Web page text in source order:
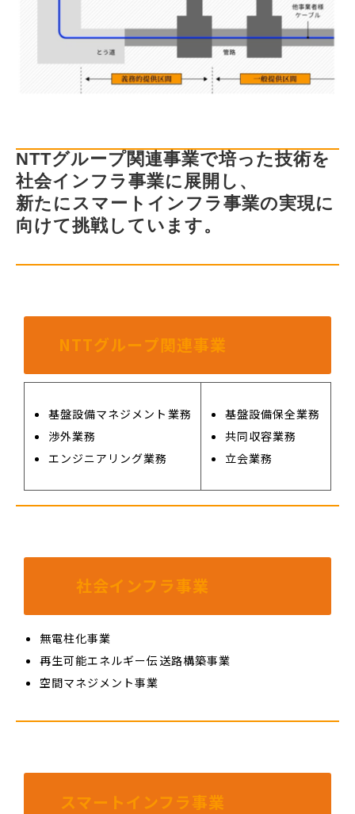
NTTグループ関連事業で培った技術を
社会インフラ事業に展開し、
新たにスマートインフラ事業の実現に
向けて挑戦しています。
NTTグループ関連事業
基盤設備マネジメント業務
渉外業務
エンジニアリング業務
基盤設備保全業務
共同収容業務
立会業務
社会インフラ事業
無電柱化事業
再生可能エネルギー伝送路構築事業
空間マネジメント事業
スマートインフラ事業